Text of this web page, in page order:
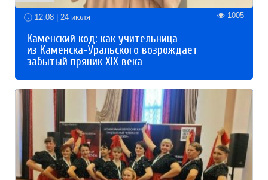
12:08 | 24 июля 1005
Каменский код: как учительница
из Каменска-Уральского возрождает
забытый пряник XIX века